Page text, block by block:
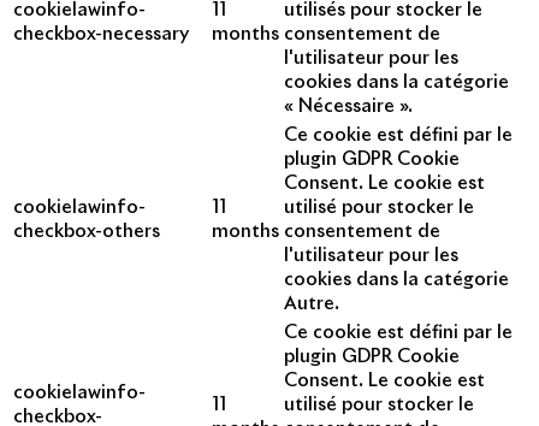
cookielawinfo-
checkbox-necessary
months
utilisés pour stocker le
consentement de
l'utilisateur pour les
cookies dans la catégorie
« Nécessaire ».
cookielawinfo-
checkbox-others
months
Ce cookie est défini par le
plugin GDPR Cookie
Consent. Le cookie est
utilisé pour stocker le
consentement de
l'utilisateur pour les
cookies dans la catégorie
Autre.
cookielawinfo-
checkbox-
Ce cookie est défini par le
plugin GDPR Cookie
Consent. Le cookie est
utilisé pour stocker le